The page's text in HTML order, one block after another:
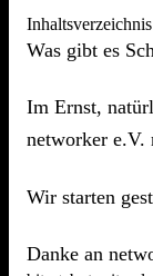
Inhaltsverzeichnis
Was gibt es
Im Ernst,
networker e.V.
Wir starten
Danke an